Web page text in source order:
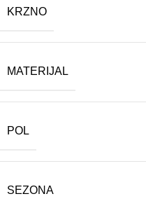
KRZNO
MATERIJAL
POL
SEZONA